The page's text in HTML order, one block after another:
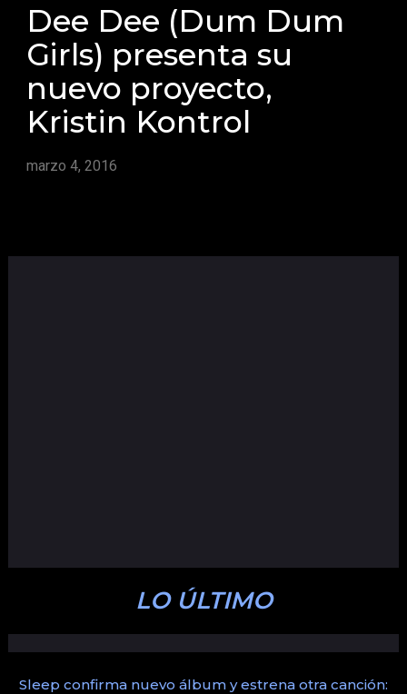
Dee Dee (Dum Dum
Girls) presenta su
nuevo proyecto,
Kristin Kontrol
marzo 4, 2016
LO ÚLTIMO
Sleep confirma nuevo álbum y estrena otra canción: